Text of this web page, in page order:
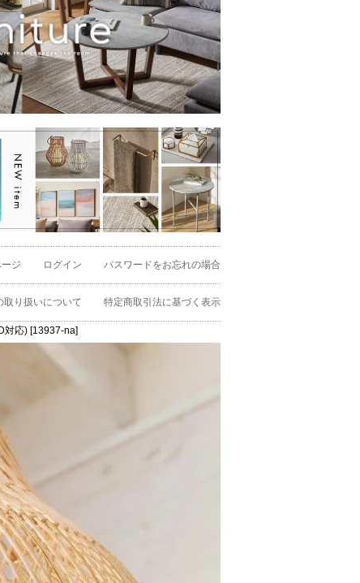
ジ ログイン パスワードをお忘れの場合
取り扱いについて 特定商取引法に基づく表示
対応) [13937-na]